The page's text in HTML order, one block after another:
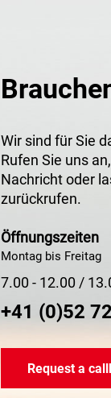
Wir sind für Sie
Rufen Sie uns
Nachricht oder
zurückrufen.
Öffnungszeiten
Montag bis Freitag
7.00 - 12.00 /
+41 (0)52
Request a